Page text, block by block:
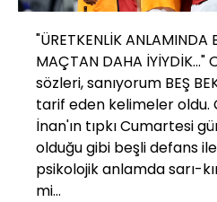
"ÜRETKENLİK ANLAMINDA
MAÇTAN DAHA
sözleri, sanıyorum BEŞ
tarif eden kelimeler oldu.
İnan'ın tıpkı Cumartesi
olduğu gibi beşli defans
psikolojik anlamda sarı-
mi...